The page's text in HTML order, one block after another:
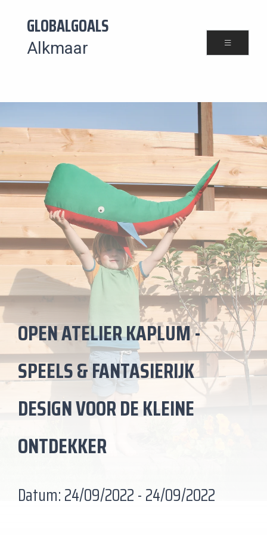
GLOBALGOALS
Alkmaar
OPEN ATELIER KAPLUM -
SPEELS & FANTASIERIJK
DESIGN VOOR DE KLEINE
ONTDEKKER
Datum: 24/09/2022 -24/09/2022